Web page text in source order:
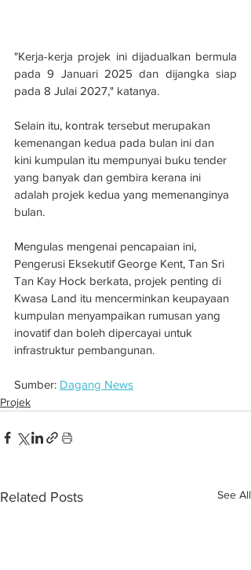
"Kerja-kerja projek ini dijadualkan bermula
pada 9 Januari 2025 dan dijangka siap
pada 8 Julai 2027," katanya.
Selain itu, kontrak tersebut merupakan
kemenangan kedua pada bulan ini dan
kini kumpulan itu mempunyai buku tender
yang banyak dan gembira kerana ini
adalah projek kedua yang memenanginya
bulan.
Mengulas mengenai pencapaian ini,
Pengerusi Eksekutif George Kent, Tan Sri
Tan Kay Hock berkata, projek penting di
Kwasa Land itu mencerminkan keupayaan
kumpulan menyampaikan rumusan yang
inovatif dan boleh dipercayai untuk
infrastruktur pembangunan.
Sumber: Dagang News
Projek
Related Posts See All